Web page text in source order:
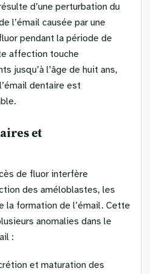
d’une perturbation du
l’émail causée par une
pendant la période de
affection touche
jusqu’à l’âge de huit ans,
dentaire est
et
de fluor interfère
des améloblastes, les
la formation de l’émail. Cette
anomalies dans le
:
et maturation des